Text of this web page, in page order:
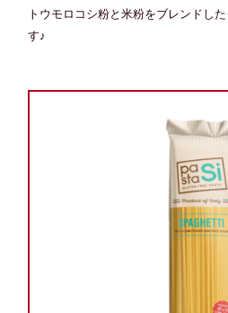
トウモロコシ粉と米粉をブレンドし
す♪